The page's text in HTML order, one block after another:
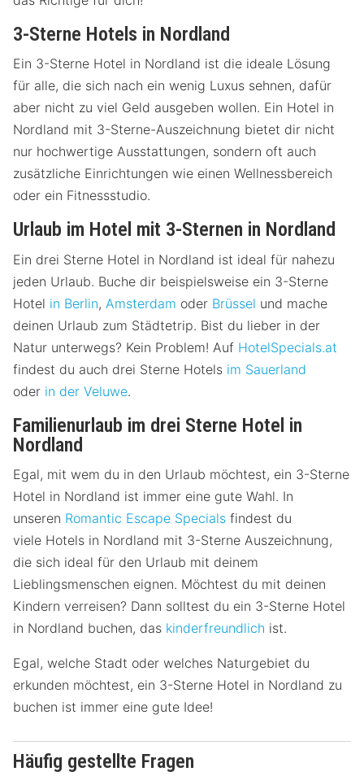
3-Sterne Hotels in Nordland
Ein 3-Sterne Hotel in Nordland ist die ideale Lösung
für alle, die sich nach ein wenig Luxus sehnen, dafür
aber nicht zu viel Geld ausgeben wollen. Ein Hotel in
Nordland mit 3-Sterne-Auszeichnung bietet dir nicht
nur hochwertige Ausstattungen, sondern oft auch
zusätzliche Einrichtungen wie einen Wellnessbereich
oder ein Fitnessstudio.
Urlaub im Hotel mit 3-Sternen in Nordland
Ein drei Sterne Hotel in Nordland ist ideal für nahezu
jeden Urlaub. Buche dir beispielsweise ein 3-Sterne
Hotel in Berlin, Amsterdam oder Brüssel und mache
deinen Urlaub zum Städtetrip. Bist du lieber in der
Natur unterwegs? Kein Problem! Auf HotelSpecials.at
findest du auch drei Sterne Hotels im Sauerland
oder in der Veluwe.
Familienurlaub im drei Sterne Hotel in
Nordland
Egal, mit wem du in den Urlaub möchtest, ein 3-Sterne
Hotel in Nordland ist immer eine gute Wahl. In
unseren Romantic Escape Specials findest du
viele Hotels in Nordland mit 3-Sterne Auszeichnung,
die sich ideal für den Urlaub mit deinem
Lieblingsmenschen eignen. Möchtest du mit deinen
Kindern verreisen? Dann solltest du ein 3-Sterne Hotel
in Nordland buchen, das kinderfreundlich ist.
Egal, welche Stadt oder welches Naturgebiet du
erkunden möchtest, ein 3-Sterne Hotel in Nordland zu
buchen ist immer eine gute Idee!
Häufig gestellte Fragen